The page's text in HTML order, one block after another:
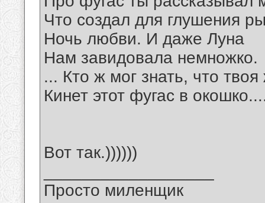
Что создал для глушения
Ночь любви. И даже Луна
Нам завидовала немножко.
... Кто ж мог знать, что
Кинет этот фугас в
Вот так.))))))
Просто миленщик